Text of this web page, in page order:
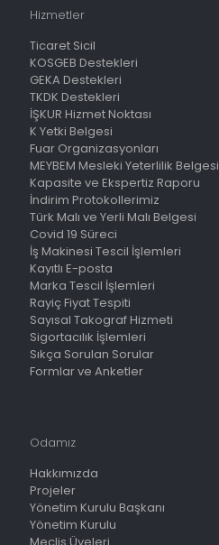
Hizmetler
Ticaret Sicil
KOSGEB Destekleri
GEKA Destekleri
TKDK Destekleri
İŞKUR Hizmet Noktası
K Yetki Belgesi
Fuar Organizasyonları
MEYBEM Mesleki Yeterlilik Belgesi
Kapasite ve Ekspertiz Raporu
İndirim Protokollerimiz
Türk Malı ve Yerli Malı Belgesi
Covid 19 Süreci
İş Makinesi Tescil İşlemleri
Kayıtlı E-posta
Marka Tescil İşlemleri
Rayiç Fiyat Tespiti
Sayısal Takograf Hizmeti
Sigortacılık İşlemleri
Sıkça Sorulan Sorular
Formlar ve Anketler
Odamız
Hakkımızda
Projeler
Yönetim Kurulu Başkanı
Yönetim Kurulu